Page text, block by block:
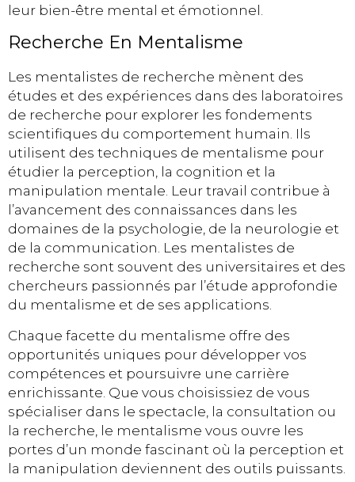
leur bien-être mental et émotionnel.
Recherche En Mentalisme
Les mentalistes de recherche mènent des
études et des expériences dans des laboratoires
de recherche pour explorer les fondements
scientifiques du comportement humain. Ils
utilisent des techniques de mentalisme pour
étudier la perception, la cognition et la
manipulation mentale. Leur travail contribue à
l’avancement des connaissances dans les
domaines de la psychologie, de la neurologie et
de la communication. Les mentalistes de
recherche sont souvent des universitaires et des
chercheurs passionnés par l’étude approfondie
du mentalisme et de ses applications.
Chaque facette du mentalisme offre des
opportunités uniques pour développer vos
compétences et poursuivre une carrière
enrichissante. Que vous choisissiez de vous
spécialiser dans le spectacle, la consultation ou
la recherche, le mentalisme vous ouvre les
portes d’un monde fascinant où la perception et
la manipulation deviennent des outils puissants.